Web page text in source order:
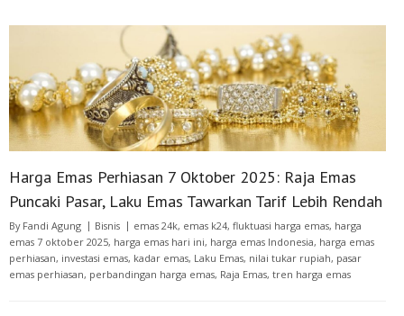
Harga Emas Perhiasan 7 Oktober 2025: Raja Emas
Puncaki Pasar, Laku Emas Tawarkan Tarif Lebih Rendah
By Fandi Agung Bisnis emas 24k, emas k24, fluktuasi harga emas, harga
emas 7 oktober 2025, harga emas hari ini, harga emas Indonesia, harga emas
perhiasan, investasi emas, kadar emas, Laku Emas, nilai tukar rupiah, pasar
emas perhiasan, perbandingan harga emas, Raja Emas, tren harga emas